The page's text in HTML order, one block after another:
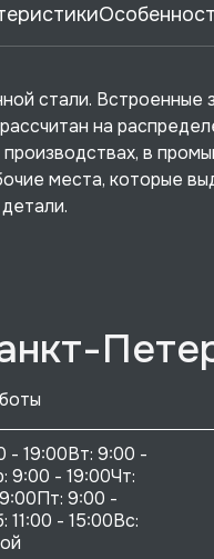
стали.
на
в
места, которые
- 19:00Вт: 9:00 -
9:00 - 19:00Чт:
9:00 -
11:00 - 15:00Вс: